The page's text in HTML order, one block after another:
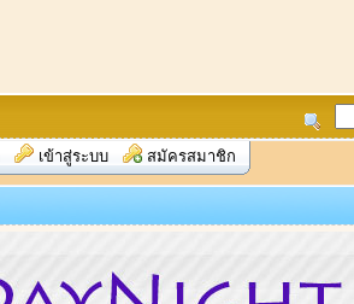
เข้าสู่ระบบ สมัครสมาชิก